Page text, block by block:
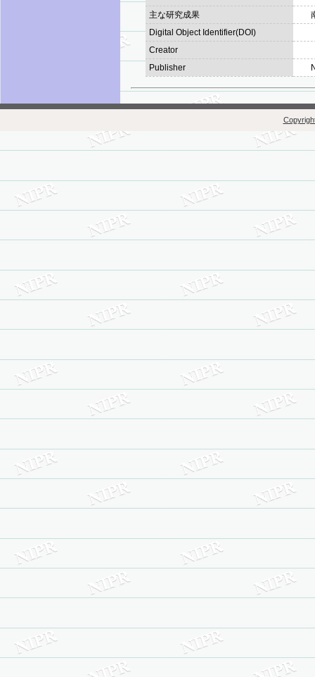
主な研究成果
Digital Object Identifier(DOI)
Creator
Publisher